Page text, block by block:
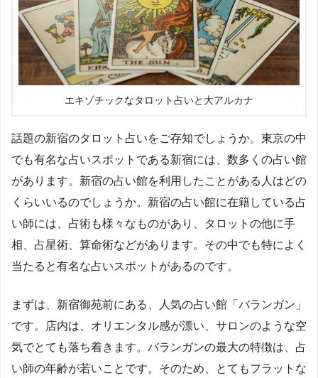
エキゾチックなタロット占いと大アルカナ
話題の新宿のタロット占いをご存知でしょうか。東京の中
でも有名な占いスポットである新宿には、数多くの占い館
があります。新宿の占い館を利用したことがある人はどの
くらいいるのでしょうか。新宿の占い館に在籍している占
い師には、占術も様々なものがあり、タロットの他に手
相、占星術、算命術などがあります。その中でも特によく
当たると有名な占いスポットがあるのです。
まずは、新宿御苑前にある、人気の占い館「バランガン」
です。店内は、オリエンタル感が漂い、サロンのような空
気でとても落ち着きます。バランガンの最大の特徴は、占
い師の年齢が若いことです。そのため、とてもフラットな